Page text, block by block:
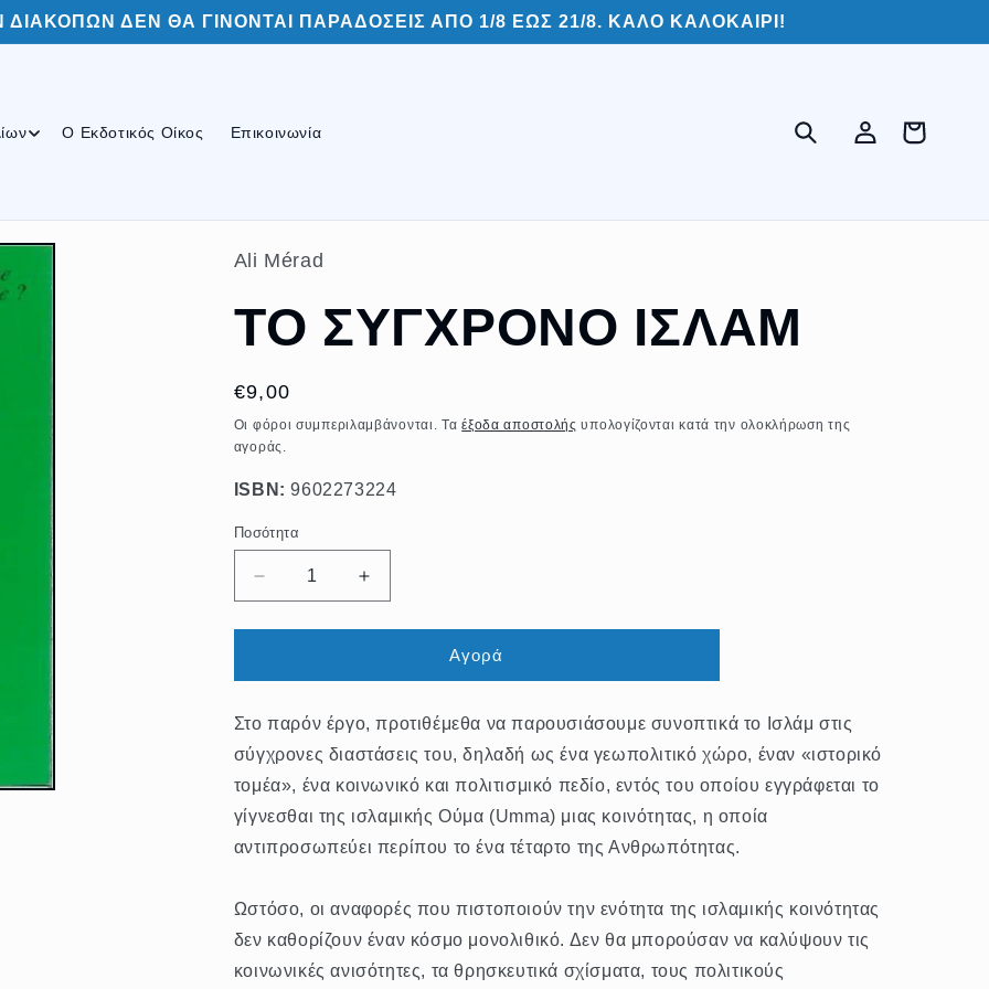
ΔΙΑΚΟΠΩΝ ΔΕΝ ΘΑ ΓΙΝΟΝΤΑΙ ΠΑΡΑΔΟΣΕΙΣ ΑΠΟ 1/8 ΕΩΣ 21/8. ΚΑΛΟ ΚΑΛΟΚΑΙΡΙ!
Ο Εκδοτικός Οίκος Επικοινωνία Σύνδεση Καλάθι
Αli Mérad
ΤΟ ΣΥΓΧΡΟΝΟ ΙΣΛΑΜ
Κανονική
τιμή
€9,00
Οι φόροι συμπεριλαμβάνονται. Ταέξοδα αποστολής υπολογίζονται κατά την ολοκλήρωση της
αγοράς.
ISBN: 9602273224
Ποσότητα
Ποσότητα
Μείωση
ποσότητας
για
ΣΥΓΧΡΟΝΟ
Αύξηση
ποσότητας
για
ΣΥΓΧΡΟΝΟ
Αγορά
Στο παρόν έργο, προτιθέμεθα να παρουσιάσουμε συνοπτικά το Ισλάμ στις
σύγχρονες διαστάσεις του, δηλαδή ως ένα γεωπολιτικό χώρο, έναν «ιστορικό
τομέα», ένα κοινωνικό και πολιτισμικό πεδίο, εντός του οποίου εγγράφεται το
γίγνεσθαι της ισλαμικής Ούμα (Umma) μιας κοινότητας, η οποία
αντιπροσωπεύει περίπου το ένα τέταρτο της Ανθρωπότητας.
Ωστόσο, οι αναφορές που πιστοποιούν την ενότητα της ισλαμικής κοινότητας
δεν καθορίζουν έναν κόσμο μονολιθικό. Δεν θα μπορούσαν να καλύψουν τις
κοινωνικές ανισότητες, τα θρησκευτικά σχίσματα, τους πολιτικούς